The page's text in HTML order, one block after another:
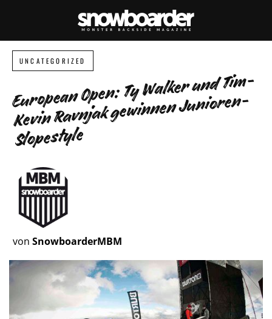
UNCATEGORIZED
European Open: Ty Walker und Tim-
Kevin Ravnjak gewinnen Junioren-
Slopestyle
von SnowboarderMBM